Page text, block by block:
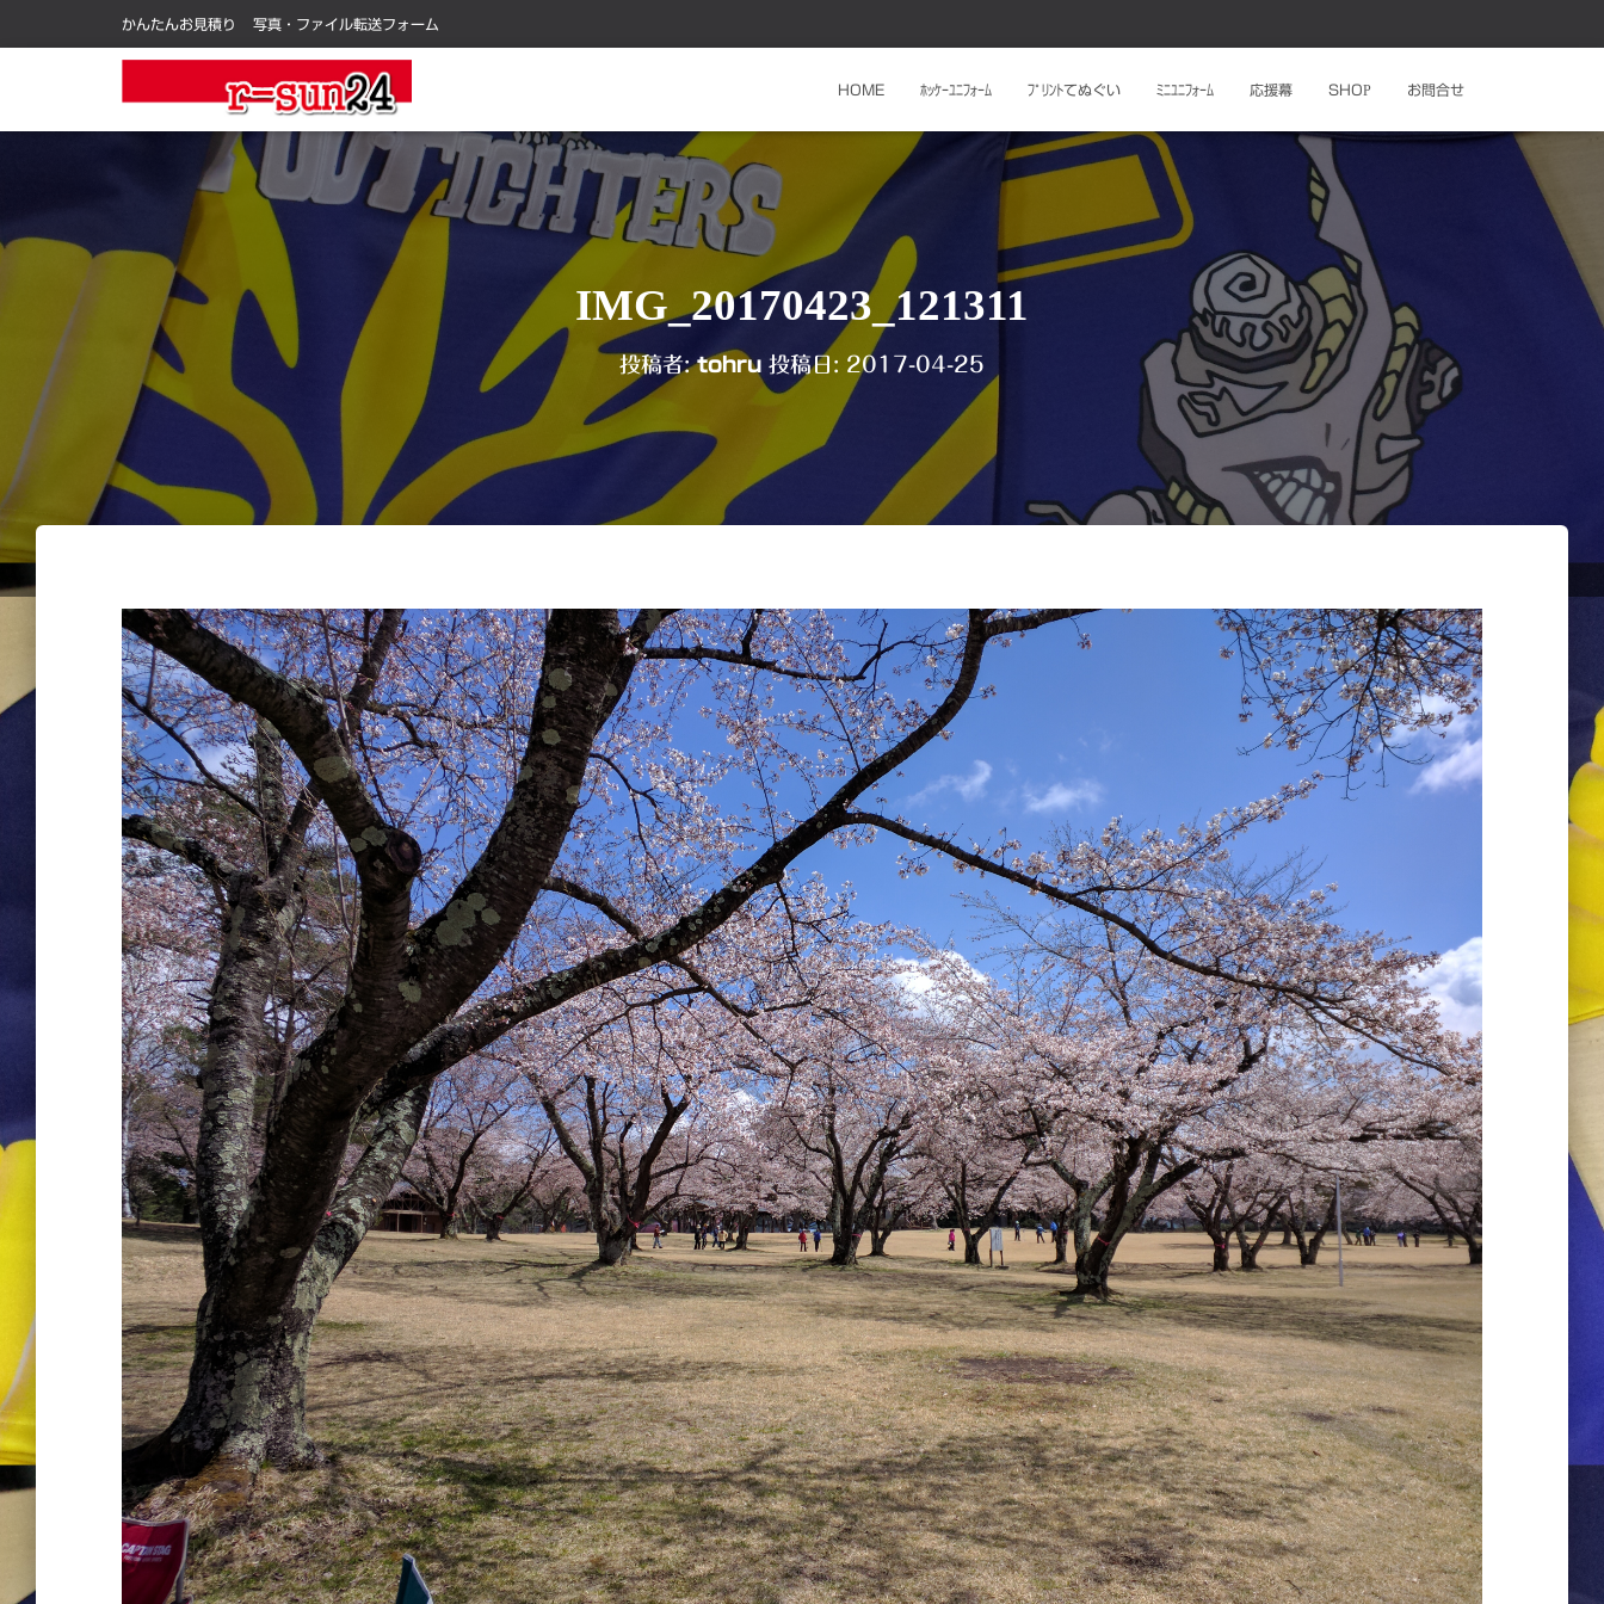
かんたんお見積り 写真・ファイル転送フォーム
HOME ﾎｯｹｰﾕﾆﾌｫｰﾑ ﾌﾟﾘﾝﾄてぬぐい ﾐﾆﾕﾆﾌｫｰﾑ 応援幕 SHOP お問合せ
IMG_20170423_121311
投稿者:tohru 投稿日: 2017-04-25